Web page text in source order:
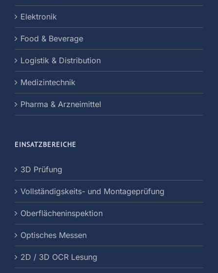
Elektronik
Food & Beverage
Logistik & Distribution
Medizintechnik
Pharma & Arzneimittel
EINSATZBEREICHE
3D Prüfung
Vollständigskeits- und Montageprüfung
Oberflächeninspektion
Optisches Messen
2D / 3D OCR Lesung